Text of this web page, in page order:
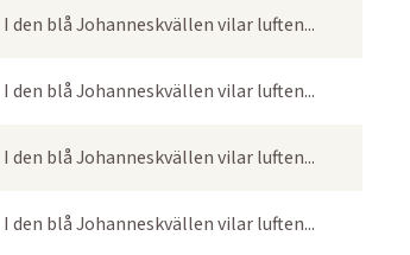
I den blå Johanneskvällen vilar luften...
I den blå Johanneskvällen vilar luften...
I den blå Johanneskvällen vilar luften...
I den blå Johanneskvällen vilar luften...